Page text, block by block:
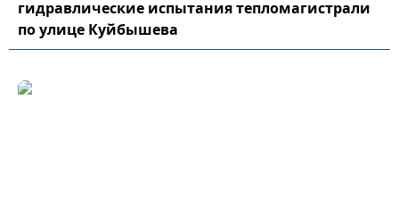
гидравлические испытания тепломагистрали
по улице Куйбышева